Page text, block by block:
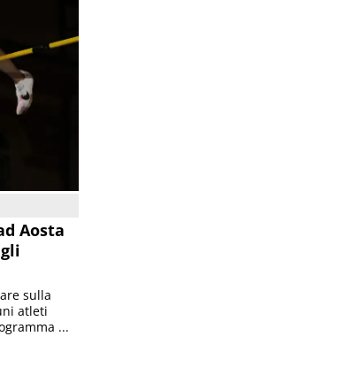
Aosta
sulla
atleti
...